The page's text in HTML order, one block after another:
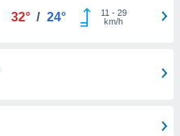
32° / 24° 11 - 29
km/h